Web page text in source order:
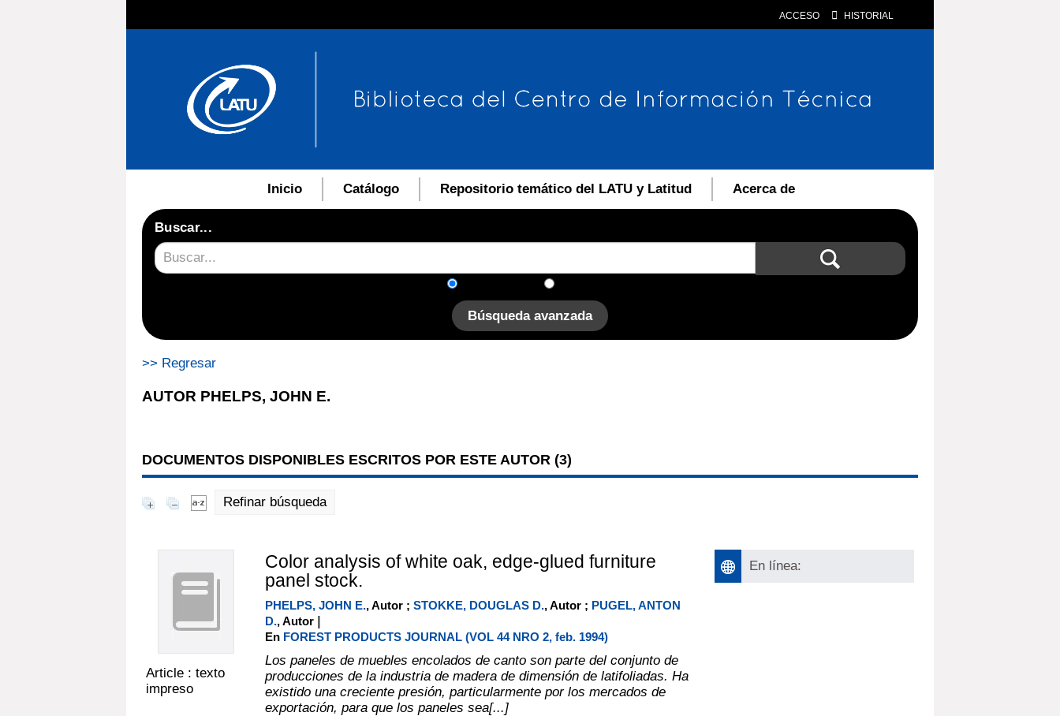
ACCESO HISTORIAL
Inicio Catálogo Repositorio temático del LATU y Latitud Acerca de
Buscar...
Búsqueda avanzada
>> Regresar
AUTOR PHELPS, JOHN E.
DOCUMENTOS DISPONIBLES ESCRITOS POR ESTE AUTOR (3)
Refinar búsqueda
Article : texto
impreso
Color analysis of white oak, edge-glued furniture
panel stock.
PHELPS, JOHN E., Autor ; STOKKE, DOUGLAS D., Autor ; PUGEL, ANTON
D., Autor |
En FOREST PRODUCTS JOURNAL (VOL 44 NRO 2, feb. 1994)
Los paneles de muebles encolados de canto son parte del conjunto de
producciones de la industria de madera de dimensión de latifoliadas. Ha
existido una creciente presión, particularmente por los mercados de
exportación, para que los paneles sea[...]
En línea: